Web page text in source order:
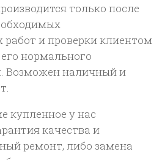
только после
работ и проверки клиентом
нормального
Возможен наличный и
купленное у нас
качества и
ремонт, либо замена